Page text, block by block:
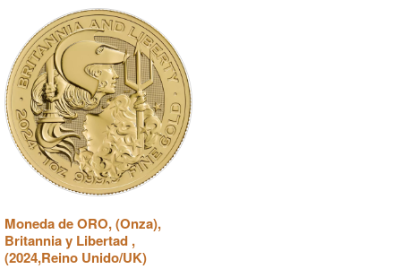
Moneda de ORO, (Onza),
Britannia y Libertad ,
(2024,Reino Unido/UK)